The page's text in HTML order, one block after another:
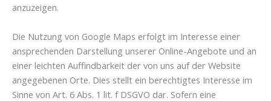
anzuzeigen.
Die Nutzung von Google Maps erfolgt im Interesse einer
ansprechenden Darstellung unserer Online-Angebote und an
einer leichten Auffindbarkeit der von uns auf der Website
angegebenen Orte. Dies stellt ein berechtigtes Interesse im
Sinne von Art. 6 Abs. 1 lit. f DSGVO dar. Sofern eine